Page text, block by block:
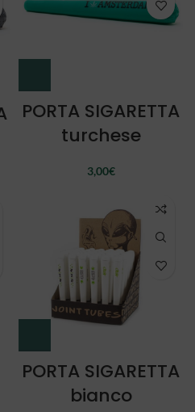
PORTA SIGARETTA
turchese
3,00€
PORTA SIGARETTA
bianco